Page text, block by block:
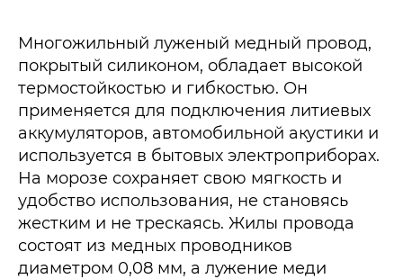
Многожильный луженый медный провод,
покрытый силиконом, обладает высокой
термостойкостью и гибкостью. Он
применяется для подключения литиевых
аккумуляторов, автомобильной акустики и
используется в бытовых электроприборах.
На морозе сохраняет свою мягкость и
удобство использования, не становясь
жестким и не трескаясь. Жилы провода
состоят из медных проводников
диаметром 0,08 мм, а лужение меди